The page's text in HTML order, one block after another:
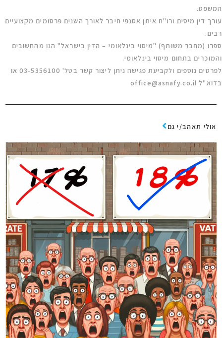
המשפט.
עורך דין מיסים ורו"ח איתן אסנפי חיבר לאורך השנים פרסומים מקצועיים
רבים.
ספרו (מחבר משותף) "מיסוי בינלאומי – הדין בישראל" הנו מהחשובים
והמוכרים בתחום מיסוי בינלאומי.
לפרטים נוספים ולקביעת פגישה ניתן ליצור קשר בטל' 03-5356100 או
בדוא"ל office@asnafy.co.il
אולי תאהב/י גם